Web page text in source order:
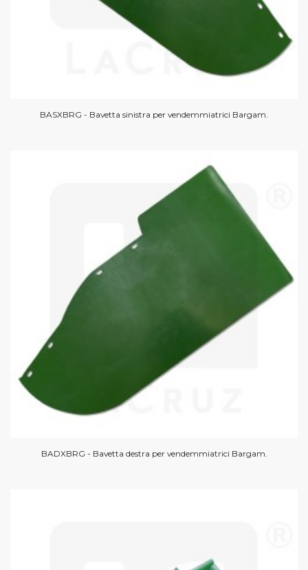
BASXBRG - Bavetta sinistra per vendemmiatrici Bargam.
BADXBRG - Bavetta destra per vendemmiatrici Bargam.